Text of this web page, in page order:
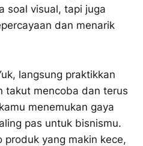
soal visual, tapi juga
dan menarik
langsung praktikkan
takut mencoba dan terus
menemukan gaya
pas untuk bisnismu.
produk yang makin kece,